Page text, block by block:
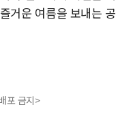
거운 여름을 보내는 공
포 금지>